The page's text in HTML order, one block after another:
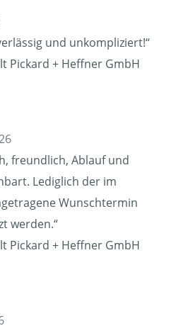
und unkompliziert!“
Pickard + Heffner GmbH
freundlich, Ablauf und
Lediglich der im
Wunschtermin
werden.“
Pickard + Heffner GmbH